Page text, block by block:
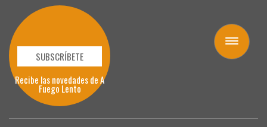
Toggle
navigation
SUBSCRÍBETE
Recibe las novedades de A
Fuego Lento